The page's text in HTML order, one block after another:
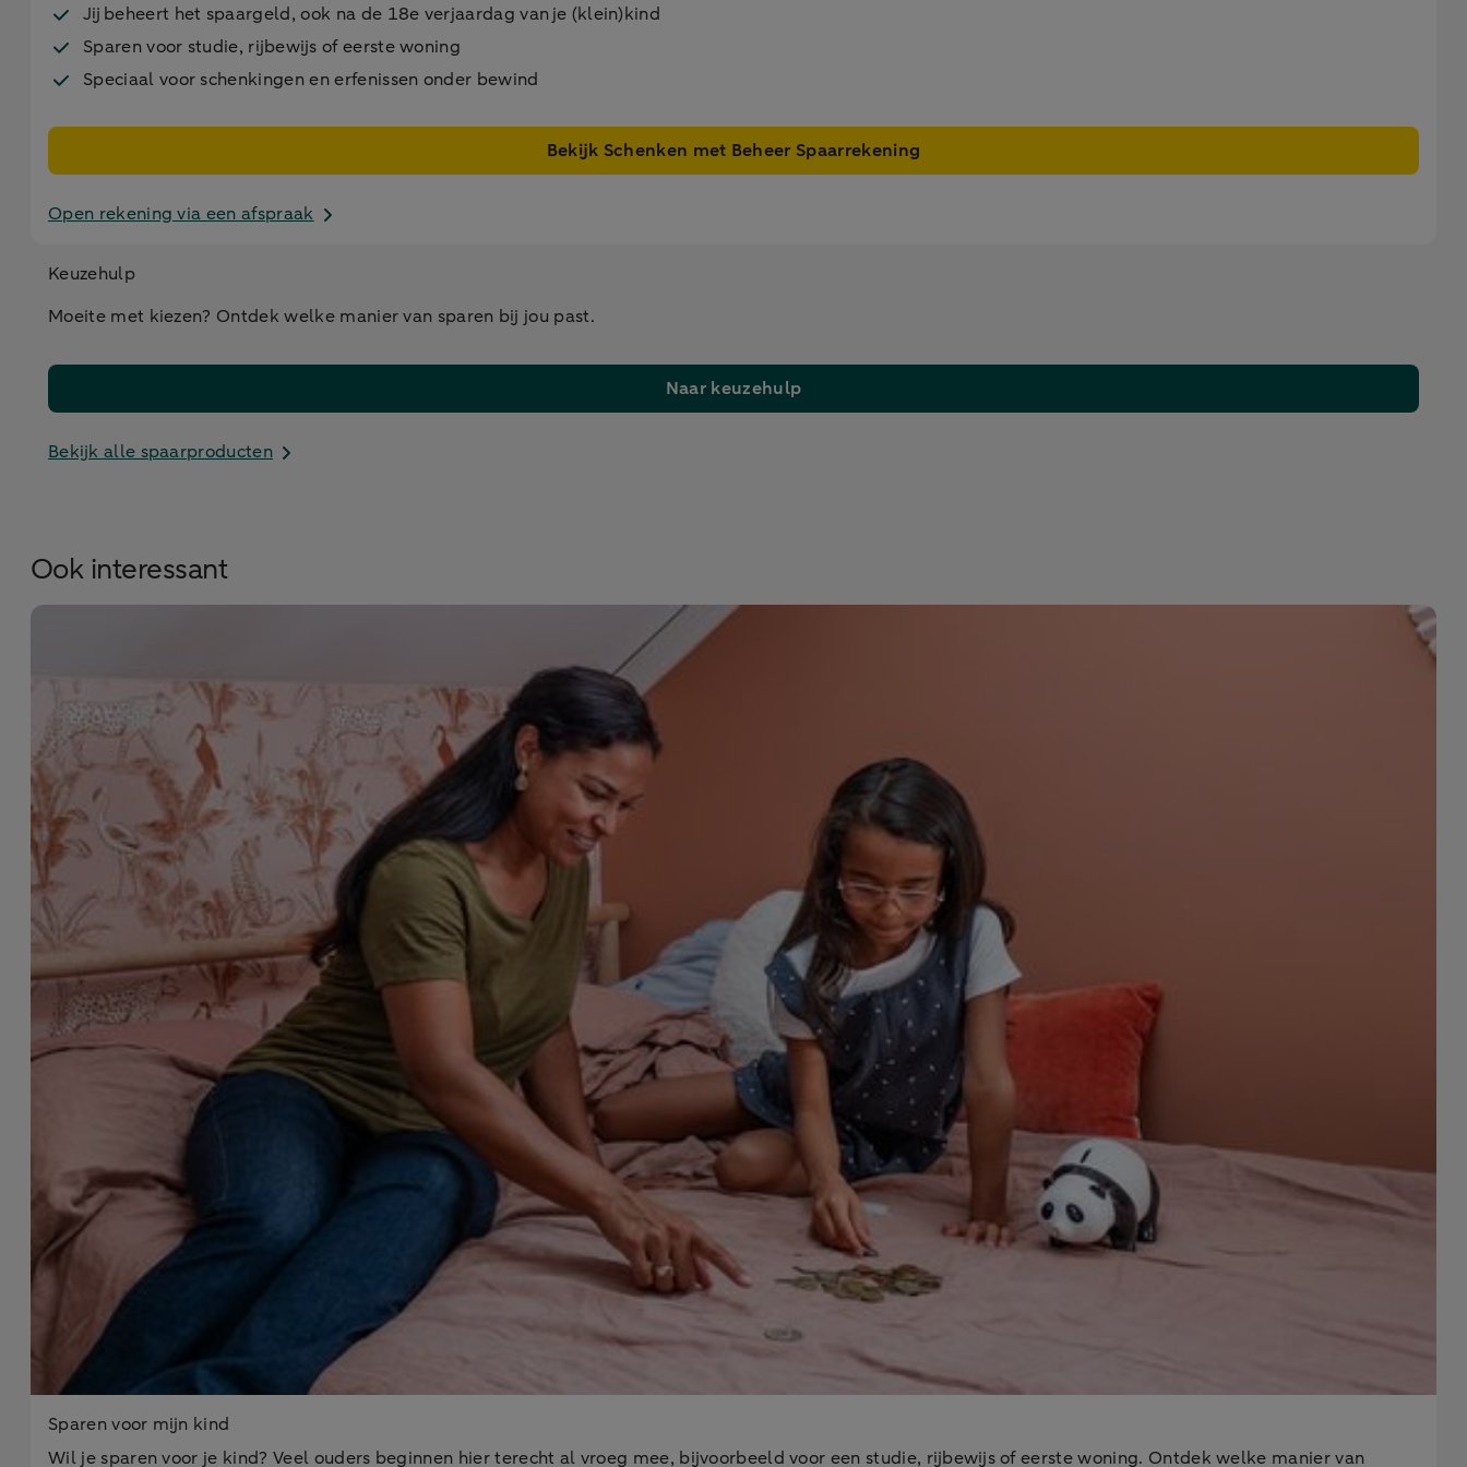
Jij beheert het spaargeld, ook na de 18e verjaardag van je (klein)kind
Sparen voor studie, rijbewijs of eerste woning
Speciaal voor schenkingen en erfenissen onder bewind
Bekijk Schenken met Beheer Spaarrekening
Open rekening via een afspraak
Keuzehulp
Moeite met kiezen? Ontdek welke manier van sparen bij jou past.
Naar keuzehulp
Bekijk alle spaarproducten
Ook interessant
Sparen voor mijn kind
Wil je sparen voor je kind? Veel ouders beginnen hier terecht al vroeg mee, bijvoorbeeld voor een studie, rijbewijs of eerste woning. Ontdek welke manier van